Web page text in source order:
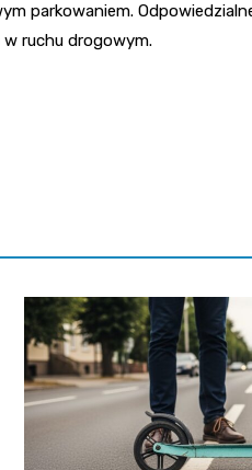
parkowaniem.
ruchu drogowym.